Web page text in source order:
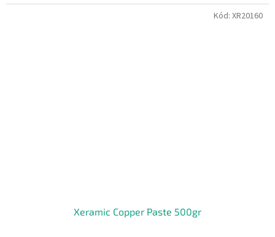
Xeramic Copper Paste 500gr
Kód: XR20160